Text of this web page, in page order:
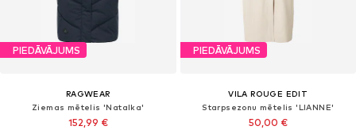
PIEDĀVĀJUMS
RAGWEAR
Ziemas mētelis 'Natalka'
152,99 €
PIEDĀVĀJUMS
VILA ROUGE EDIT
Starpsezonu mētelis 'LIANNE'
50,00 €